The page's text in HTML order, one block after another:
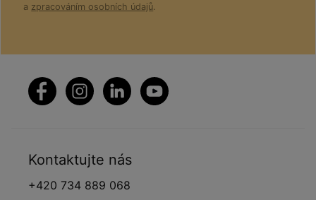
a zpracováním osobních údajů.
Kontaktujte nás
+420 734 889 068